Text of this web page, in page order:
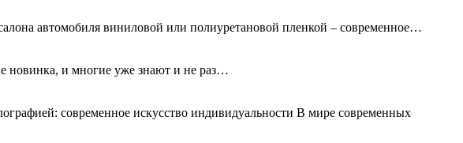
автомобиля виниловой или полиуретановой пленкой – современное…
новинка, и многие уже знают и не раз…
современное искусство индивидуальности В мире современных